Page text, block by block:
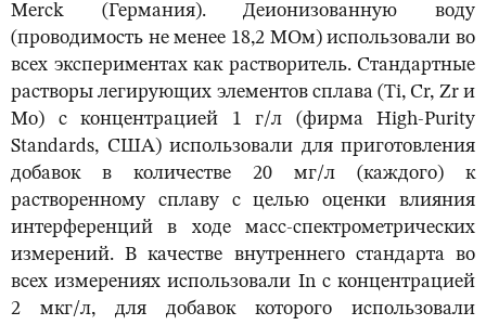
Merck (Германия). Деионизованную воду
(проводимость не менее 18,2 МОм) использовали во
всех экспериментах как растворитель. Стандартные
растворы легирующих элементов сплава (Ti, Cr, Zr и
Mo) с концентрацией 1 г/л (фирма High-Purity
Standards, США) использовали для приготовления
добавок в количестве 20 мг/л (каждого) к
растворенному сплаву с целью оценки влияния
интерференций в ходе масс-спектрометрических
измерений. В качестве внутреннего стандарта во
всех измерениях использовали In с концентрацией
2 мкг/л, для добавок которого использовали